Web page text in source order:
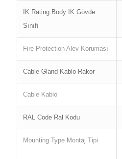
IK Rating Body IK Gövde
Sınıfı
Fire Protection Alev Koruması
Cable Gland Kablo Rakor
Cable Kablo
RAL Code Ral Kodu
Mounting Type Montaj Tipi